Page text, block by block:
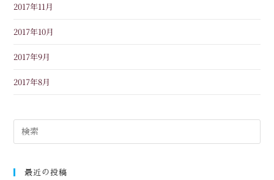
2017年11月
2017年10月
2017年9月
2017年8月
最近の投稿